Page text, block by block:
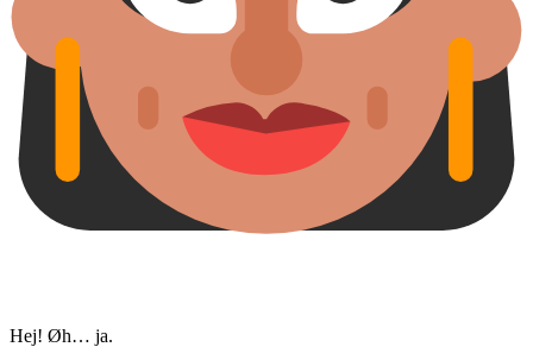
Hej! Øh… ja.